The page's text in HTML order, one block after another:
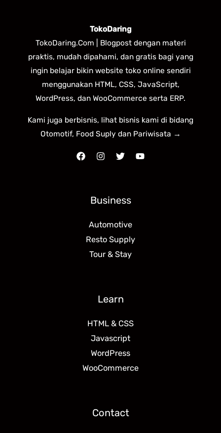
TokoDaring
TokoDaring.Com | Blogpost dengan materi
praktis, mudah dipahami, dan gratis bagi yang
ingin belajar bikin website toko online sendiri
menggunakan HTML, CSS, JavaScript,
WordPress, dan WooCommerce serta ERP.
Kami juga berbisnis, lihat bisnis kami di bidang
Otomotif, Food Suply dan Pariwisata →
Business
Automotive
Resto Supply
Tour & Stay
Learn
HTML & CSS
Javascript
WordPress
WooCommerce
Contact